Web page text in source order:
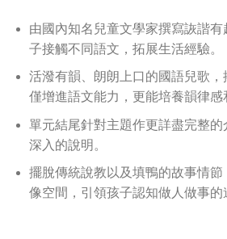
由國內知名兒童文學家撰寫詼諧
子接觸不同語文，拓展生活經驗。
活潑有韻、朗朗上口的國語兒歌
僅增進語文能力，更能培養韻律感
單元結尾針對主題作更詳盡完整的
深入的說明。
擺脫傳統說教以及填鴨的故事情
像空間，引領孩子認知做人做事的